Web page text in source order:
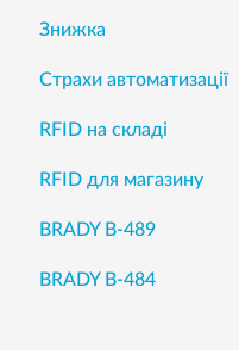
Знижка
Страхи автоматизації
RFID на складі
RFID для магазину
BRADY B-489
BRADY B-484